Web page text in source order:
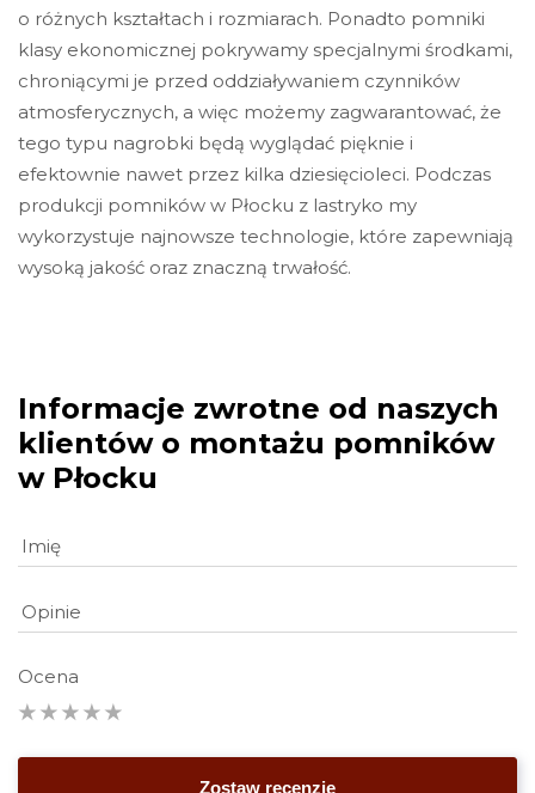
o różnych kształtach i rozmiarach. Ponadto pomniki
klasy ekonomicznej pokrywamy specjalnymi środkami,
chroniącymi je przed oddziaływaniem czynników
atmosferycznych, a więc możemy zagwarantować, że
tego typu nagrobki będą wyglądać pięknie i
efektownie nawet przez kilka dziesięcioleci. Podczas
produkcji pomników w Płocku z lastryko my
wykorzystuje najnowsze technologie, które zapewniają
wysoką jakość oraz znaczną trwałość.
Informacje zwrotne od naszych
klientów o montażu pomników
w Płocku
Ocena